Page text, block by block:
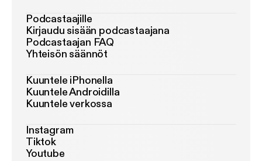
Podcastaajille
Kirjaudu sisään podcastaajana
Podcastaajan FAQ
Yhteisön säännöt
Kuuntele iPhonella
Kuuntele Androidilla
Kuuntele verkossa
Instagram
Tiktok
Youtube